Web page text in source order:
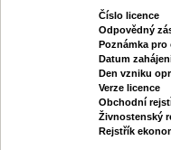
Číslo licence
Odpovědný
Poznámka pro
Datum
Den vzniku
Verze licence
Obchodní
Živnostenský
Rejstřík